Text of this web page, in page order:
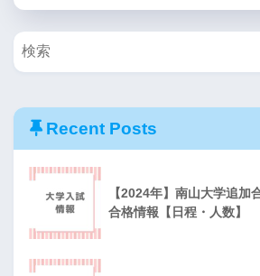
Recent Posts
【2024年】南山大学追加
合格情報【日程・人数】